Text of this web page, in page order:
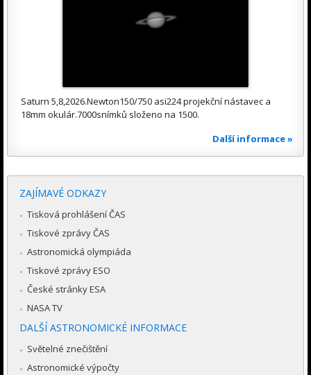
Saturn 5,8,2026.Newton150/750 asi224 projekční nástavec a
18mm okulár.7000snímků složeno na 1500.
Další informace »
ZAJÍMAVÉ ODKAZY
Tisková prohlášení ČAS
Tiskové zprávy ČAS
Astronomická olympiáda
Tiskové zprávy ESO
České stránky ESA
NASA TV
DALŠÍ ASTRONOMICKÉ INFORMACE
Světelné znečištění
Astronomické výpočty